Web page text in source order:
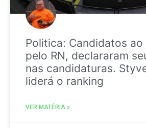
Politica: Candidatos ao
pelo RN, declararam
nas candidaturas.
liderá o ranking
VER MATÉRIA »